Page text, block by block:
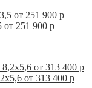
от 251 900 р
от 313 400 р